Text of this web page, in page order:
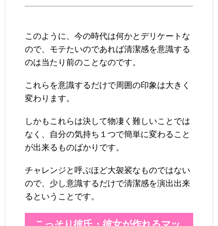
このように、今の時代は何かとデリケートな
ので、モテたいのであれば清潔感を意識する
のは当たり前のことなのです。
これらを意識するだけで周囲の印象は大きく
変わります。
しかもこれらは決して物凄く難しいことでは
なく、自分の気持ち１つで簡単に変わること
が出来るものばかりです。
チャレンジと呼ぶほど大袈裟なものではない
ので、少し意識するだけで清潔感を演出出来
るということです。